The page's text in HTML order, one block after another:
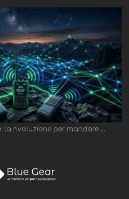
la rivoluzione per mandare ...